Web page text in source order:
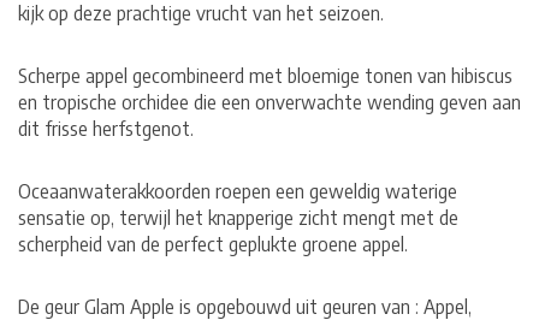
kijk op deze prachtige vrucht van het seizoen.
Scherpe appel gecombineerd met bloemige tonen van hibiscus
en tropische orchidee die een onverwachte wending geven aan
dit frisse herfstgenot.
Oceaanwaterakkoorden roepen een geweldig waterige
sensatie op, terwijl het knapperige zicht mengt met de
scherpheid van de perfect geplukte groene appel.
De geur Glam Apple is opgebouwd uit geuren van : Appel,